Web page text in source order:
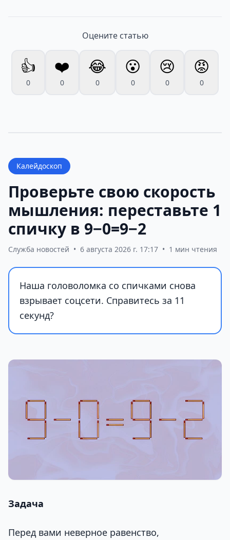
Оцените статью
👍
0
❤️
0
😂
0
😮
0
😢
0
😡
0
Калейдоскоп
Проверьте свою скорость
мышления: переставьте 1
спичку в 9−0=9−2
Служба новостей • 6 августа 2026 г. 17:17 • 1 мин чтения
Наша головоломка со спичками снова
взрывает соцсети. Справитесь за 11
секунд?
Задача
Перед вами неверное равенство,